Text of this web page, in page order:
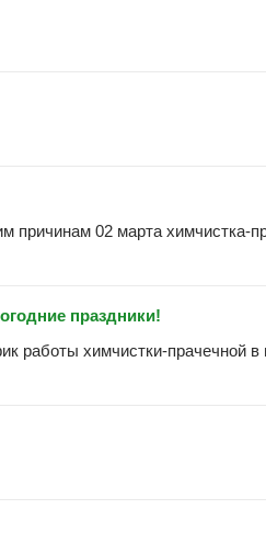
причинам 02 марта химчистка-
праздники!
работы химчистки-прачечной в